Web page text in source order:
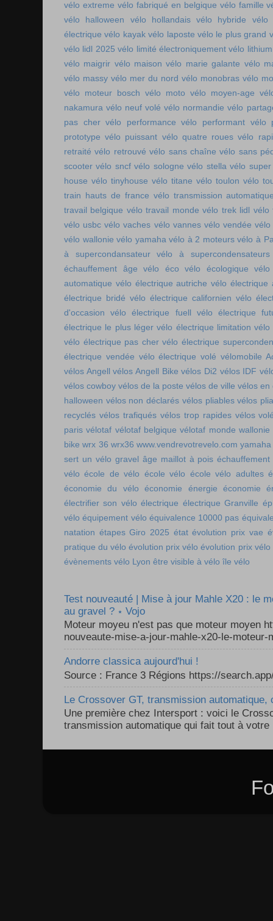
vélo extreme vélo fabriqué en belgique vélo famille
vélo halloween
vélo hollandais vélo hybride
vélo
électrique vélo kayak vélo laposte vélo le plus grand
vélo lidl 2025 vélo limité électroniquement vélo lithium
vélo maigrir vélo maison vélo marie galante vélo
vélo massy vélo mer du nord vélo monobras vélo
vélo moteur bosch vélo moto vélo moyen-age
nakamura vélo neuf volé vélo normandie vélo
pas cher vélo performance vélo performant vélo
prototype vélo puissant vélo quatre roues vélo
retraité vélo retrouvé vélo sans chaîne vélo sans
scooter vélo sncf vélo sologne vélo stella vélo
house vélo tinyhouse vélo titane vélo toulon vélo
train hauts de france vélo transmission
travail belgique vélo travail monde vélo trek lidl vélo
vélo usbc vélo vaches vélo vannes vélo vendée vélo
vélo wallonie vélo yamaha vélo à 2 moteurs vélo à
à supercondansateur
vélo à supercondensateurs
échauffement âge
vélo éco vélo écologique
automatique vélo électrique autriche vélo électrique
électrique bridé vélo électrique californien vélo
d'occasion
vélo électrique fuell
vélo électrique
électrique le plus léger vélo électrique limitation vélo
vélo électrique pas cher vélo électrique
électrique vendée vélo électrique volé vélomobile
vélos Angell vélos Angell Bike vélos Di2 vélos IDF
vélos cowboy vélos de la poste vélos de ville vélos en
halloween vélos non déclarés vélos pliables vélos
recyclés vélos trafiqués vélos trop rapides vélos
paris vélotaf vélotaf belgique vélotaf monde wallonie
bike wrx 36 wrx36 www.vendrevotrevelo.com
sert un vélo gravel âge maillot à pois
vélo école de vélo école vélo école vélo adultes
économie du vélo
économie énergie
économie
électrifier son vélo électrique électrique Granville
vélo équipement vélo équivalence 10000 pas
natation étapes Giro 2025 état évolution prix vae
pratique du vélo évolution prix vélo évolution prix
évènements vélo Lyon être visible à vélo île vélo
Test nouveauté | Mise à jour Mahle X20 : le
au gravel ? ⋆ Vojo
Moteur moyeu n'est pas que moteur moyen
nouveaute-mise-a-jour-mahle-x20-le-
Andorre classica aujourd'hui !
Source : France 3 Régions https://
Le Crossover GT, transmission automatique,
Une première chez Intersport : voici le
transmission automatique qui fait tout à